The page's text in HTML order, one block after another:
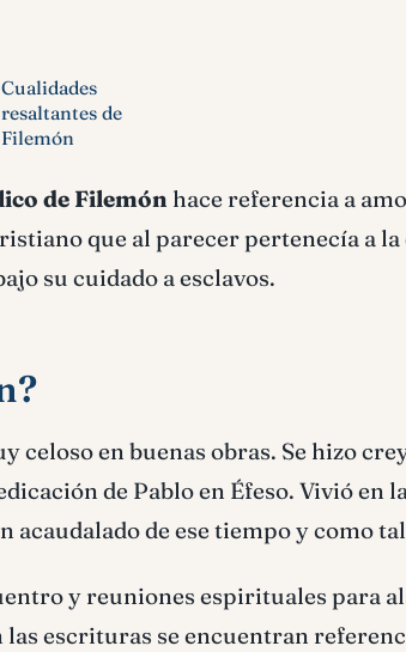
Cualidades
resaltantes de
Filemón
de Filemón hace referencia a
que al parecer pertenecía a
su cuidado a esclavos.
celoso en buenas obras. Se hizo
de Pablo en Éfeso. Vivió en
acaudalado de ese tiempo y como
y reuniones espirituales para
escrituras se encuentran